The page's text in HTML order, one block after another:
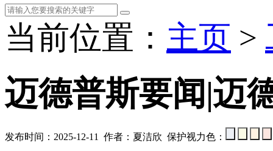
当前位置： 主页 >
迈德普斯要闻|迈
发布时间：2025-12-11 作者：夏洁欣 保护视力色：